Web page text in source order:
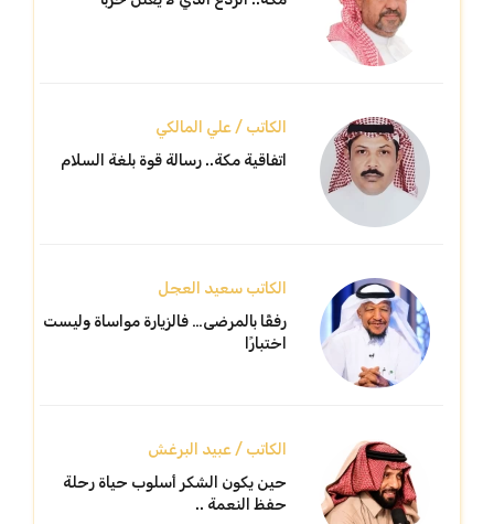
الكاتب / علي المالكي
اتفاقية مكة.. رسالة قوة بلغة السلام
الكاتب سعيد العجل
رفقًا بالمرضى… فالزيارة مواساة وليست
اختبارًا
الكاتب / عبيد البرغش
حين يكون الشكر أسلوب حياة رحلة
حفظ النعمة ..